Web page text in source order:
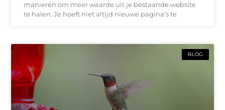
manieren om meer waarde uit je bestaande website
te halen. Je hoeft niet altijd nieuwe pagina’s te
BLOG